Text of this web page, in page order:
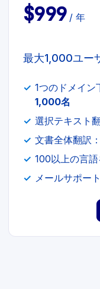
$999 / 年
最大1,000ユー
1つのドメイン
1,000名
選択テキスト
文書全体翻訳：
100以上の言語
メールサポート